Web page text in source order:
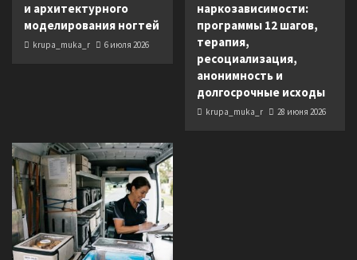
и архитектурного
моделирования ногтей
krupa_muka_r 6 июля 2026
наркозависимости:
программы 12 шагов,
терапия,
ресоциализация,
анонимность и
долгосрочные исходы
krupa_muka_r 28 июня 2026